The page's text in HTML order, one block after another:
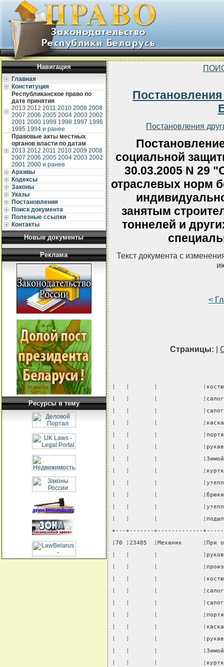
Навигация
Главная
Конституция
Республиканское право по
дате принятия
2013 2012 2011 2010 2009 2008
2007 2006 2005 2004 2003 2002
2001 2000 1999 1998 1997 1996
1995 1994 и ранее
Правовые акты местных
органов власти по датам
2013 2012 2011 2010 2009 2008
2007 2006 2005 2004 2003 2002
2001 2000 и ранее
Архивы
Кодексы
Законы
Указы
Постановления
Поиск документа
Полезные ссылки
Контакты
Новые документы
Реклама
Ресурсы в тему
Постановления
социальной
30.03.2005 N 29
отраслевых норм
занятым
тоннелей и
Текст документа с
<
Страницы:
¦   ¦       ¦             ¦костюм
¦   ¦       ¦
¦   ¦       ¦             ¦сапоги
¦   ¦       ¦
¦   ¦       ¦
¦   ¦       ¦             ¦рукавицы
¦   ¦       ¦
¦   ¦       ¦             ¦куртка
¦   ¦       ¦
¦   ¦       ¦             ¦брюки
¦   ¦       ¦
¦   ¦       ¦
+---+-------+-------------
¦70 ¦23485  ¦Механик
¦   ¦       ¦
¦   ¦       ¦
¦   ¦       ¦             ¦костюм
¦   ¦       ¦
¦   ¦       ¦             ¦сапоги
¦   ¦       ¦
¦   ¦       ¦
¦   ¦       ¦             ¦рукавицы
¦   ¦       ¦
¦   ¦       ¦             ¦куртка